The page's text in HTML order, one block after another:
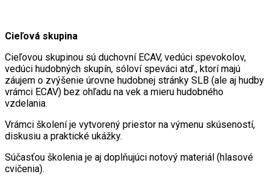
Cieľová skupina
Cieľovou skupinou sú duchovní ECAV, vedúci spevokolov,
vedúci hudobných skupín, sóloví speváci atď., ktorí majú
záujem o zvýšenie úrovne hudobnej stránky SLB (ale aj hudby
vrámci ECAV) bez ohľadu na vek a mieru hudobného
vzdelania.
Vrámci školení je vytvorený priestor na výmenu skúseností,
diskusiu a praktické ukážky.
Súčasťou školenia je aj doplňujúci notový materiál (hlasové
cvičenia).